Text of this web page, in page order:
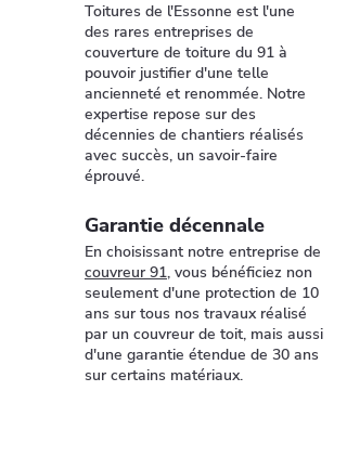
Toitures de l'Essonne est l'une
des rares entreprises de
couverture de toiture du 91 à
pouvoir justifier d'une telle
ancienneté et renommée. Notre
expertise repose sur des
décennies de chantiers réalisés
avec succès, un savoir-faire
éprouvé.
Garantie décennale
En choisissant notre entreprise de
couvreur 91, vous bénéficiez non
seulement d'une protection de 10
ans sur tous nos travaux réalisé
par un couvreur de toit, mais aussi
d'une garantie étendue de 30 ans
sur certains matériaux.